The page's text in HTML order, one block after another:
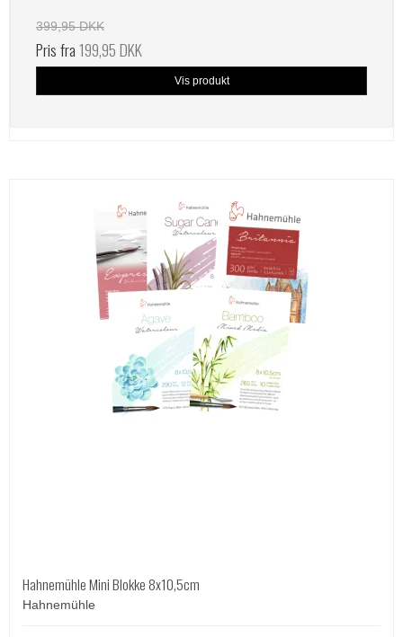
399,95 DKK
Pris fra199,95 DKK
Vis produkt
Hahnemühle Mini Blokke 8x10,5cm
Hahnemühle